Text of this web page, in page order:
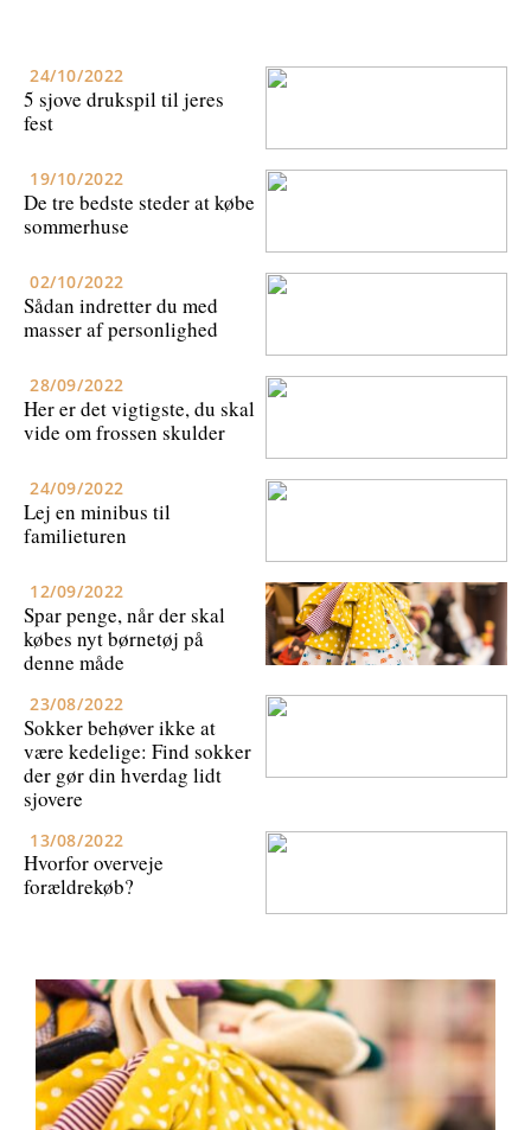
24/10/2022
5 sjove drukspil til jeres
fest
19/10/2022
De tre bedste steder at købe
sommerhuse
02/10/2022
Sådan indretter du med
masser af personlighed
28/09/2022
Her er det vigtigste, du skal
vide om frossen skulder
24/09/2022
Lej en minibus til
familieturen
12/09/2022
Spar penge, når der skal
købes nyt børnetøj på
denne måde
23/08/2022
Sokker behøver ikke at
være kedelige: Find sokker
der gør din hverdag lidt
sjovere
13/08/2022
Hvorfor overveje
forældrekøb?